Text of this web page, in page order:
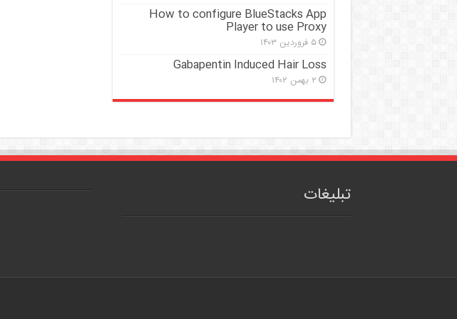
How to configure BlueStacks App
Player to use Proxy
۵ فروردین ۱۴۰۳
Gabapentin Induced Hair Loss
۲ بهمن ۱۴۰۲
تبلیغات